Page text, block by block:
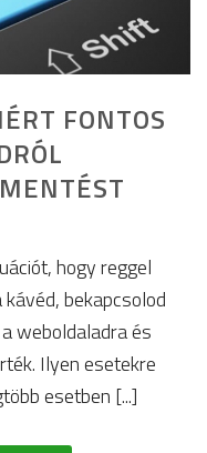
FONTOS
hogy reggel
bekapcsolod
weboldaladra és
Ilyen esetekre
esetben [...]